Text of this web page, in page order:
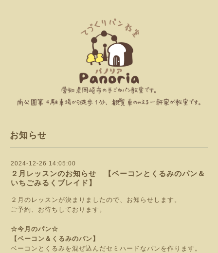
お知らせ
2024-12-26 14:05:00
２月レッスンのお知らせ 【ベーコンとくるみのパン＆
いちごみるくブレイド】
２月のレッスンが決まりましたので、お知らせします。
ご予約、お待ちしております。
☆今月のパン☆
【ベーコン＆くるみのパン】
ベーコンとくるみを混ぜ込んだセミハードなパンを作ります。